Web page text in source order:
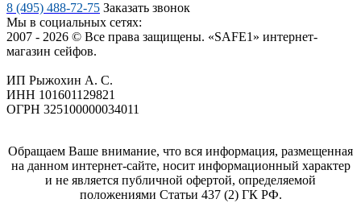
8 (495) 488-72-75 Заказать звонок
Мы в социальных сетях:
2007 - 2026 © Все права защищены. «SAFE1» интернет-
магазин сейфов.
ИП Рыжохин А. С.
ИНН 101601129821
ОГРН 325100000034011
Обращаем Ваше внимание, что вся информация, размещенная
на данном интернет-сайте, носит информационный характер
и не является публичной офертой, определяемой
положениями Статьи 437 (2) ГК РФ.